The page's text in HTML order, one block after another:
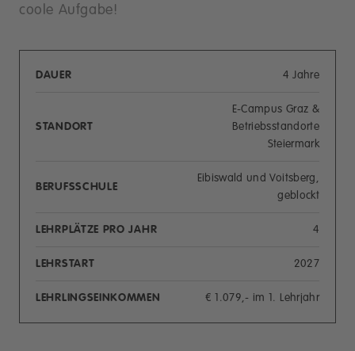
coole Aufgabe!
DAUER 4 Jahre
STANDORT
E-Campus Graz &
Betriebsstandorte
Steiermark
BERUFSSCHULE
Eibiswald und Voitsberg,
geblockt
LEHRPLÄTZE PRO JAHR 4
LEHRSTART 2027
LEHRLINGSEINKOMMEN € 1.079,- im 1. Lehrjahr